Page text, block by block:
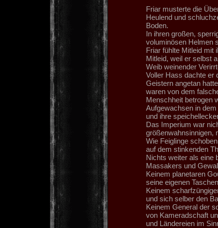
Friar musterte die
Heulend und
Boden.
In ihren großen,
voluminösen Helmen
Friar fühlte Mitleid mit
Mitleid, weil er selbst
Weib weinender
Voller Hass dachte er
Geistern angetan
waren von dem
Menschheit betrogen
Aufgewachsen in
und ihre
Das Imperium war
größenwahnsinnigen,
Wie Feiglinge
auf dem stinkenden
Nichts weiter als eine
Massakers und
Keinem planetaren
seine eigenen
Keinem
und sich selber den
Keinem General der
von Kameradschaft
und Ländereien im